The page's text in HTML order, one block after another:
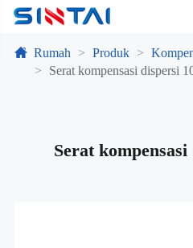
Rumah Produk
Serat kompensasi dispersi
Serat